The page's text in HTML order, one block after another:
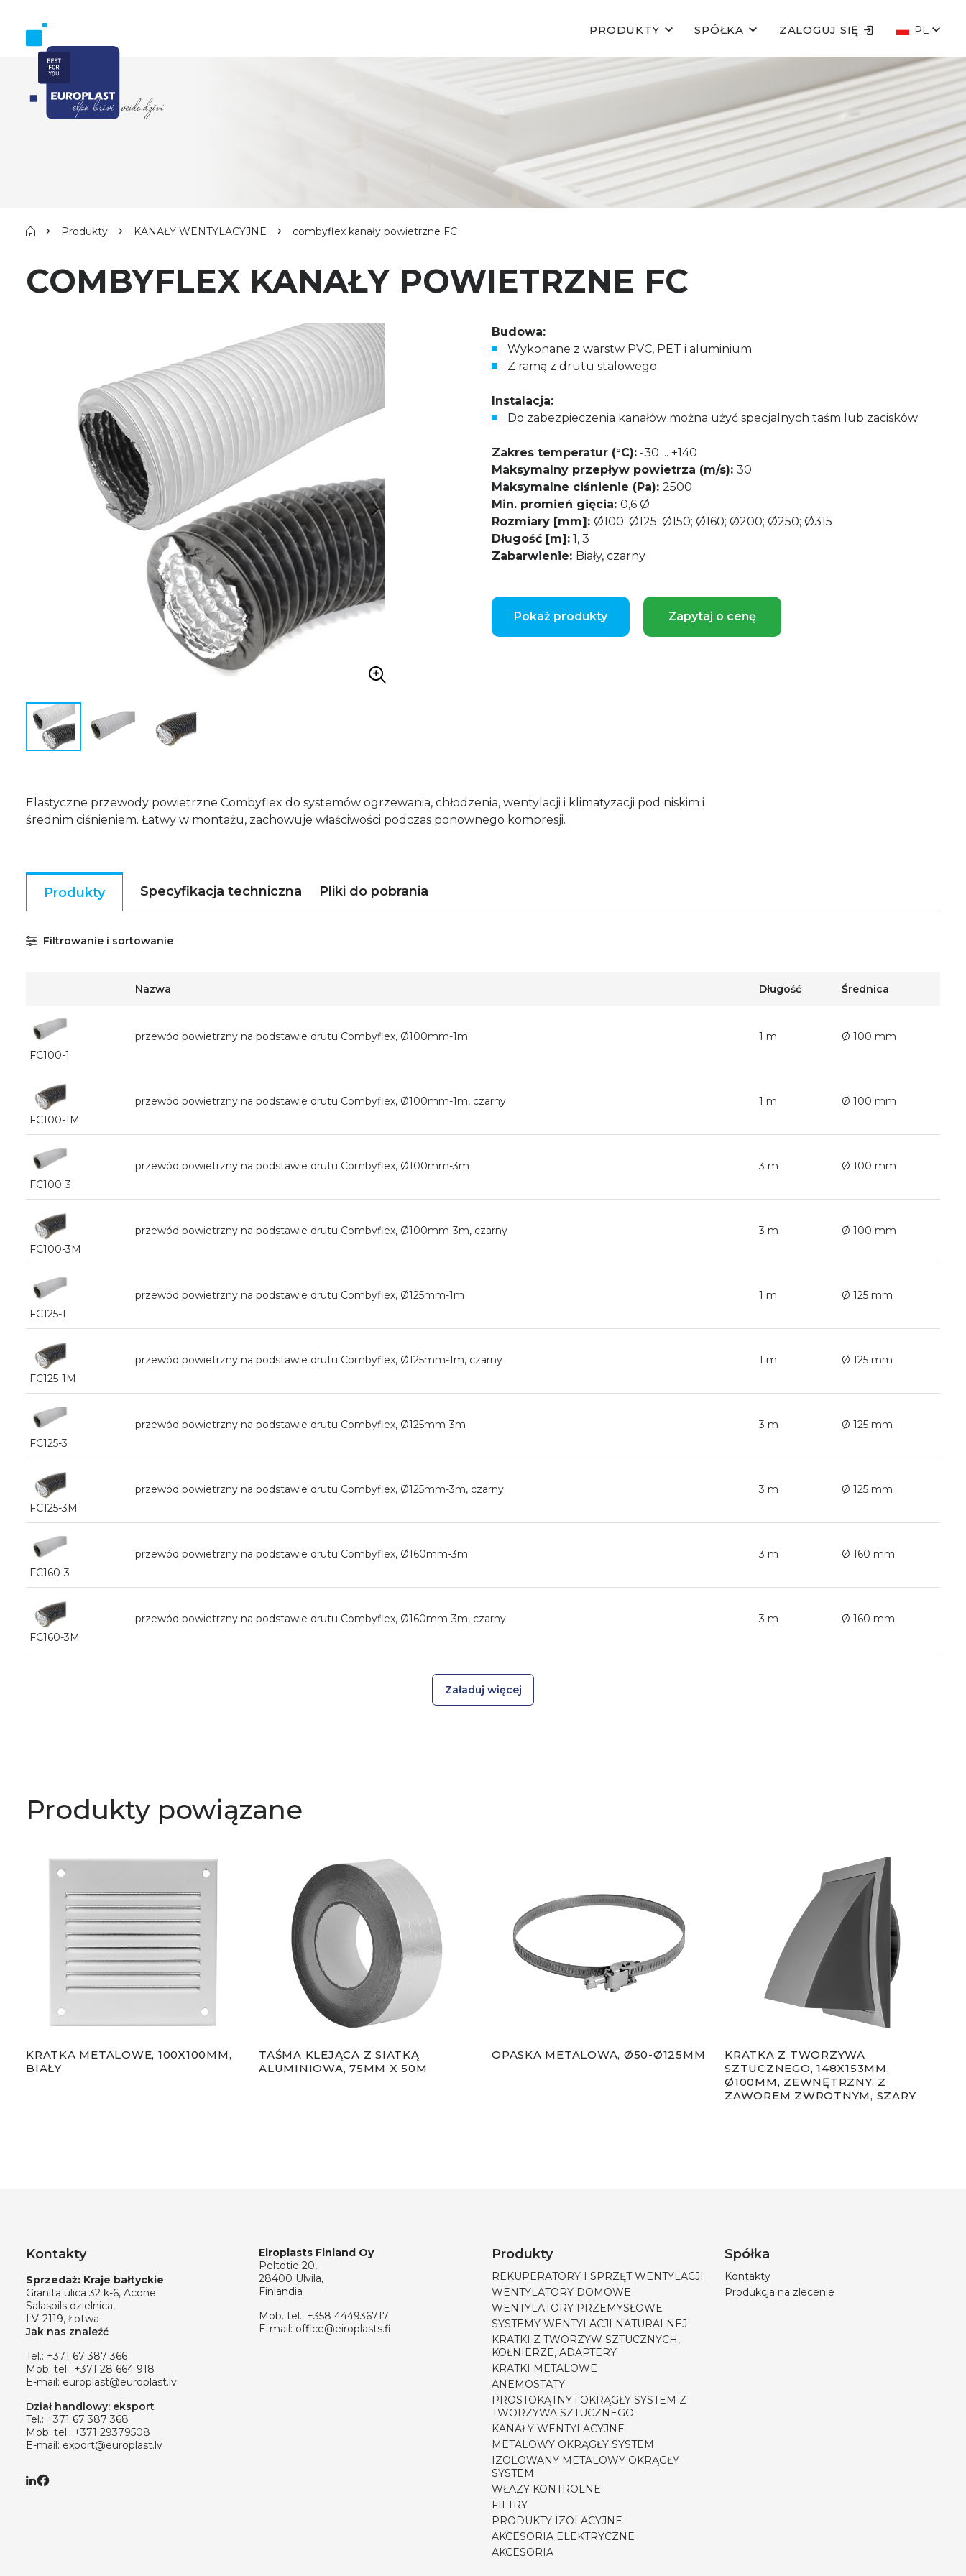
PRODUKTY SPÓŁKA ZALOGUJ SIĘ PL
Produkty KANAŁY WENTYLACYJNE combyflex kanały powietrzne FC
COMBYFLEX KANAŁY POWIETRZNE FC
Budowa:
Wykonane z warstw PVC, PET i aluminium
Z ramą z drutu stalowego
Instalacja:
Do zabezpieczenia kanałów można użyć specjalnych taśm lub zacisków
Zakres temperatur (°C): -30 ... +140
Maksymalny przepływ powietrza (m/s): 30
Maksymalne ciśnienie (Pa): 2500
Min. promień gięcia: 0,6 Ø
Rozmiary [mm]: Ø100; Ø125; Ø150; Ø160; Ø200; Ø250; Ø315
Długość [m]: 1, 3
Zabarwienie: Biały, czarny
Pokaż produkty Zapytaj o cenę
Elastyczne przewody powietrzne Combyflex do systemów ogrzewania, chłodzenia, wentylacji i klimatyzacji pod niskim i
średnim ciśnieniem. Łatwy w montażu, zachowuje właściwości podczas ponownego kompresji.
Produkty Specyfikacja techniczna Pliki do pobrania
Filtrowanie i sortowanie
Nazwa Długość Średnica
FC100-1
przewód powietrzny na podstawie drutu Combyflex, Ø100mm-1m 1 m Ø 100 mm
FC100-1M
przewód powietrzny na podstawie drutu Combyflex, Ø100mm-1m, czarny 1 m Ø 100 mm
FC100-3
przewód powietrzny na podstawie drutu Combyflex, Ø100mm-3m 3 m Ø 100 mm
FC100-3M
przewód powietrzny na podstawie drutu Combyflex, Ø100mm-3m, czarny 3 m Ø 100 mm
FC125-1
przewód powietrzny na podstawie drutu Combyflex, Ø125mm-1m 1 m Ø 125 mm
FC125-1M
przewód powietrzny na podstawie drutu Combyflex, Ø125mm-1m, czarny 1 m Ø 125 mm
FC125-3
przewód powietrzny na podstawie drutu Combyflex, Ø125mm-3m 3 m Ø 125 mm
FC125-3M
przewód powietrzny na podstawie drutu Combyflex, Ø125mm-3m, czarny 3 m Ø 125 mm
FC160-3
przewód powietrzny na podstawie drutu Combyflex, Ø160mm-3m 3 m Ø 160 mm
FC160-3M
przewód powietrzny na podstawie drutu Combyflex, Ø160mm-3m, czarny 3 m Ø 160 mm
Załaduj więcej
Produkty powiązane
KRATKA METALOWE, 100X100MM,
BIAŁY
TAŚMA KLEJĄCA Z SIATKĄ
ALUMINIOWA, 75MM X 50M
OPASKA METALOWA, Ø50-Ø125MM
KRATKA Z TWORZYWA
SZTUCZNEGO, 148X153MM,
Ø100MM, ZEWNĘTRZNY, Z
ZAWOREM ZWROTNYM, SZARY
Kontakty
Sprzedaż: Kraje bałtyckie
Granita ulica 32 k-6, Acone
Salaspils dzielnica,
LV-2119, Łotwa
Jak nas znaleźć
Tel.: +371 67 387 366
Mob. tel.: +371 28 664 918
E-mail: europlast@europlast.lv
Dział handlowy: eksport
Tel.: +371 67 387 368
Mob. tel.: +371 29379508
E-mail: export@europlast.lv
Eiroplasts Finland Oy
Peltotie 20,
28400 Ulvila,
Finlandia
Mob. tel.: +358 444936717
E-mail: office@eiroplasts.fi
Produkty
REKUPERATORY I SPRZĘT WENTYLACJI
WENTYLATORY DOMOWE
WENTYLATORY PRZEMYSŁOWE
SYSTEMY WENTYLACJI NATURALNEJ
KRATKI Z TWORZYW SZTUCZNYCH,
KOŁNIERZE, ADAPTERY
KRATKI METALOWE
ANEMOSTATY
PROSTOKĄTNY i OKRĄGŁY SYSTEM Z
TWORZYWA SZTUCZNEGO
KANAŁY WENTYLACYJNE
METALOWY OKRĄGŁY SYSTEM
IZOLOWANY METALOWY OKRĄGŁY
SYSTEM
WŁAZY KONTROLNE
FILTRY
PRODUKTY IZOLACYJNE
AKCESORIA ELEKTRYCZNE
AKCESORIA
Spółka
Kontakty
Produkcja na zlecenie